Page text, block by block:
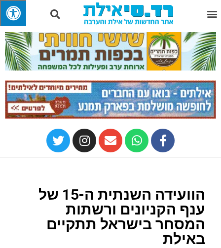
הוועידה השנתית ה-15 של
ענף הקניונים ורשתות
המסחר בישראל תתקיים
באילת